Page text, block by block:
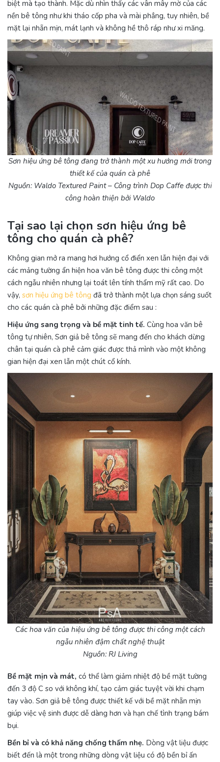
biệt mà tạo thành. Mặc dù nhìn thấy các vân mây mờ của các
nền bê tông như khi tháo cốp pha và mài phẳng, tuy nhiên, bề
mặt lại nhẵn mịn, mát lạnh và không hề thô ráp như xi măng.
Sơn hiệu ứng bê tông đang trở thành một xu hướng mới trong
thiết kế của quán cà phê
Nguồn: Waldo Textured Paint – Công trình Dop Caffe được thi
công hoàn thiện bởi Waldo
Tại sao lại chọn sơn hiệu ứng bê
tông cho quán cà phê?
Không gian mở ra mang hơi hướng cổ điển xen lẫn hiện đại với
các mảng tường ẩn hiện hoa văn bê tông được thi công một
cách ngẫu nhiên nhưng lại toát lên tính thẩm mỹ rất cao. Do
vậy, sơn hiệu ứng bê tông đã trở thành một lựa chọn sáng suốt
cho các quán cà phê bởi những đặc điểm sau :
Hiệu ứng sang trọng và bề mặt tinh tế. Cùng hoa văn bê
tông tự nhiên, Sơn giả bê tông sẽ mang đến cho khách dừng
chân tại quán cà phê cảm giác được thả mình vào một không
gian hiện đại xen lẫn một chút cổ kính.
Các hoa văn của hiệu ứng bê tông được thi công một cách
ngẫu nhiên đậm chất nghệ thuật
Nguồn: RJ Living
Bề mặt mịn và mát, có thể làm giảm nhiệt độ bề mặt tường
đến 3 độ C so với không khí, tạo cảm giác tuyệt vời khi chạm
tay vào. Sơn giả bê tông được thiết kế với bề mặt nhẵn mịn
giúp việc vệ sinh được dễ dàng hơn và hạn chế tình trạng bám
bụi.
Bền bỉ và có khả năng chống thấm nhẹ. Dòng vật liệu được
biết đến là một trong những dòng vật liệu có độ bền bỉ ấn